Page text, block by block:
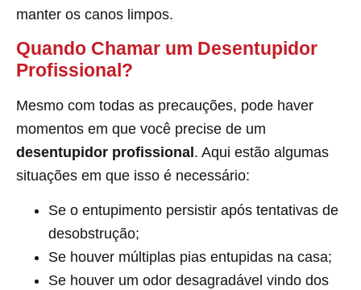
manter os canos limpos.
Quando Chamar um Desentupidor
Profissional?
Mesmo com todas as precauções, pode haver
momentos em que você precise de um
desentupidor profissional . Aqui estão algumas
situações em que isso é necessário:
Se o entupimento persistir após tentativas de
desobstrução;
Se houver múltiplas pias entupidas na casa;
Se houver um odor desagradável vindo dos